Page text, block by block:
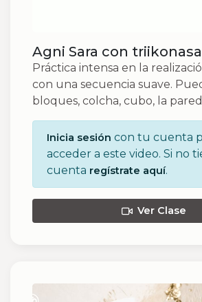
Agni Sara con
Práctica intensa en la
con una secuencia suave.
bloques, colcha, cubo, la
Inicia sesión con tu cuenta
acceder a este video. Si no
cuenta regístrate aquí.
Ver Clase